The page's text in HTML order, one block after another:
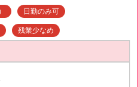
日勤のみ可
残業少なめ